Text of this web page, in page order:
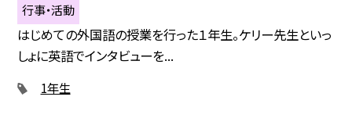
行事・活動
はじめての外国語の授業を行った１年生。ケリー先生といっ
しょに英語でインタビューを...
1年生